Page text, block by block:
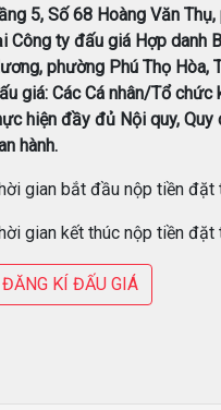
5, Số 68 Hoàng Văn
Công ty đấu giá Hợp danh
phường Phú Thọ Hòa,
giá: Các Cá nhân/Tổ
hiện đầy đủ Nội quy, Quy
hành.
gian bắt đầu nộp tiền đặt
gian kết thúc nộp tiền đặt
ĐĂNG KÍ ĐẤU GIÁ